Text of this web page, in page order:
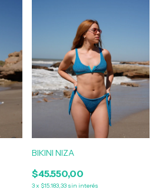
BIKINI NIZA
$45.550,00
3x $15.183,33 sin interés